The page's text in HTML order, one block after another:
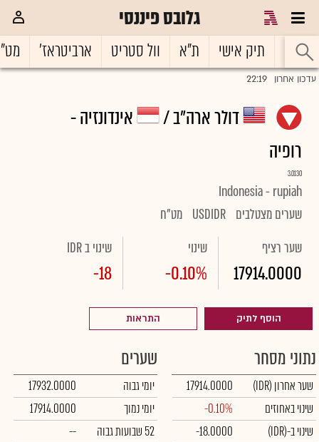
גלובס פיננסי
ראשי תיק אישי ת"א וול סטריט ארביטראז'
עדכון אחרון 22:19
דולר ארה"ב /
אינדונזיה -
רופיה
3.0130
Indonesia - rupiah
שערים מצטלבים USDIDR מט"ח
שער רציף
17914.0000
שינוי
-0.10%
שינוי ב IDR
-18
הוסף לתיק התראות
נתוני מסחר
שער אחרון (IDR)
17914.0000
שינוי באחוזים
-0.10%
שינוי ב-(IDR)
-18.0000
שערים
יומי גבוה
17932.0000
יומי נמוך
17914.0000
52 שבועות גבוה
--